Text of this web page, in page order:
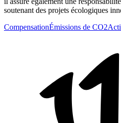
soutenant des projets écologiques
CompensationÉmissions de CO2